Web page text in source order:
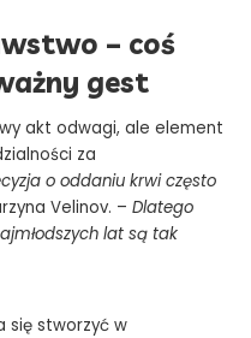
– coś
gest
akt odwagi, ale element
za
o oddaniu krwi często
Velinov. – Dlatego
lat są tak
się stworzyć w